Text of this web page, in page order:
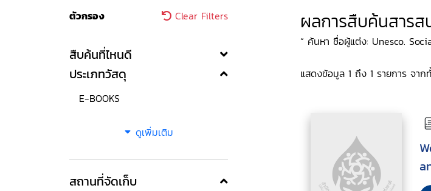
ตัวกรอง Clear Filters
สืบค้นที่ไหนดี
ประเภทวัสดุ
E-BOOKS
ดูเพิ่มเติม
สถานที่จัดเก็บ
ผลการสืบค้นสารส
“ ค้นหา ชื่อผู้แต่ง: Unesco.
แสดงข้อมูล 1 ถึง 1 รายการ จาก